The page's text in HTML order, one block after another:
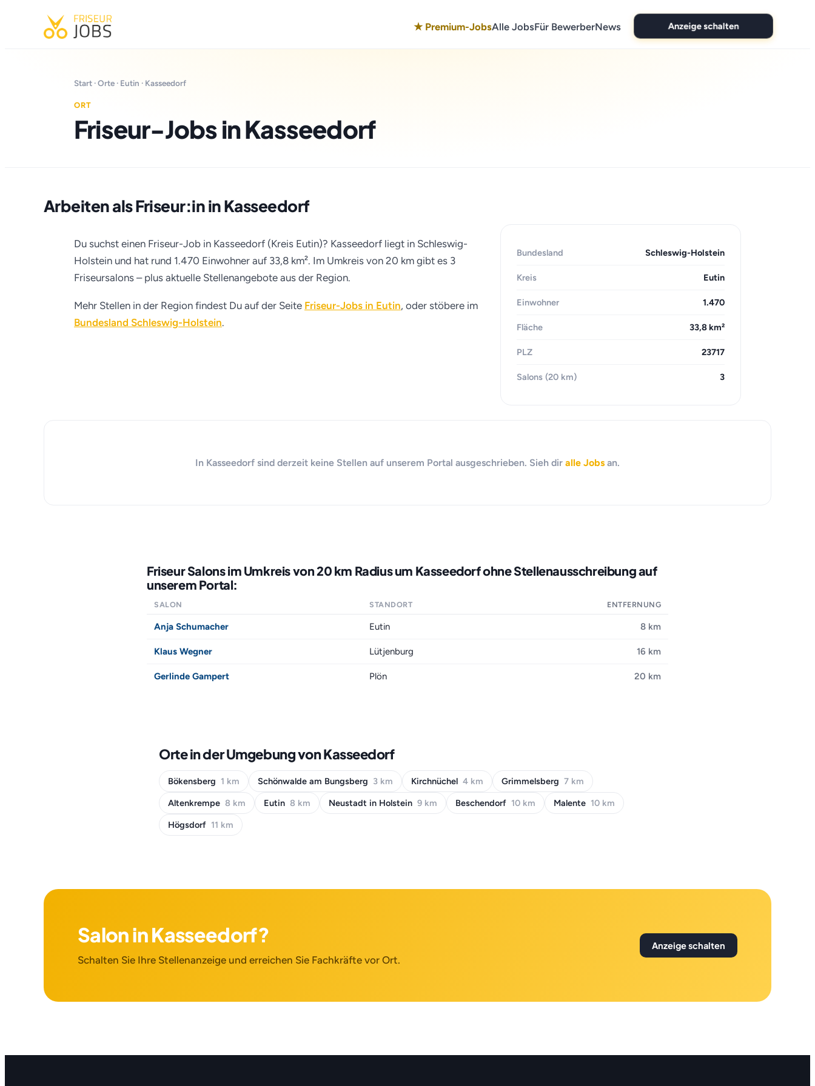
★ Premium-JobsAlle JobsFür BewerberNews Anzeige schalten
Start ·Orte · Eutin · Kasseedorf
ORT
Friseur-Jobs in Kasseedorf
Arbeiten als Friseur:in in Kasseedorf
Du suchst einen Friseur-Job in Kasseedorf (Kreis Eutin)? Kasseedorf liegt in Schleswig-
Holstein und hat rund 1.470 Einwohner auf 33,8 km². Im Umkreis von 20 km gibt es 3
Friseursalons – plus aktuelle Stellenangebote aus der Region.
Mehr Stellen in der Region findest Du auf der Seite Friseur-Jobs in Eutin, oder stöbere im
Bundesland Schleswig-Holstein.
Bundesland Schleswig-Holstein
Kreis Eutin
Einwohner 1.470
Fläche 33,8 km²
PLZ 23717
Salons (20 km) 3
In Kasseedorf sind derzeit keine Stellen auf unserem Portal ausgeschrieben. Sieh dir alle Jobs an.
Friseur Salons im Umkreis von 20 km Radius um Kasseedorf ohne Stellenausschreibung auf
unserem Portal:
SALON STANDORT ENTFERNUNG
Anja Schumacher Eutin 8 km
Klaus Wegner Lütjenburg 16 km
Gerlinde Gampert Plön 20 km
Orte in der Umgebung von Kasseedorf
Bökensberg 1 km Schönwalde am Bungsberg 3 km Kirchnüchel 4 km Grimmelsberg 7 km
Altenkrempe 8 km Eutin 8 km Neustadt in Holstein 9 km Beschendorf 10 km Malente 10 km
Högsdorf 11 km
Salon in Kasseedorf?
Schalten Sie Ihre Stellenanzeige und erreichen Sie Fachkräfte vor Ort.
Anzeige schalten